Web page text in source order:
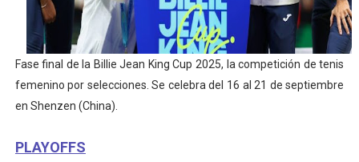
Campeonato de Europa de natación artística 2026
AEW - Adam Page con Brodido desbancan una
Tour de Francia femenino 2026 - Etapa 5
Fase final de la Billie Jean King Cup 2025, la competición de tenis
femenino por selecciones. Se celebra del 16 al 21 de septiembre
en Shenzen (China).
PLAYOFFS